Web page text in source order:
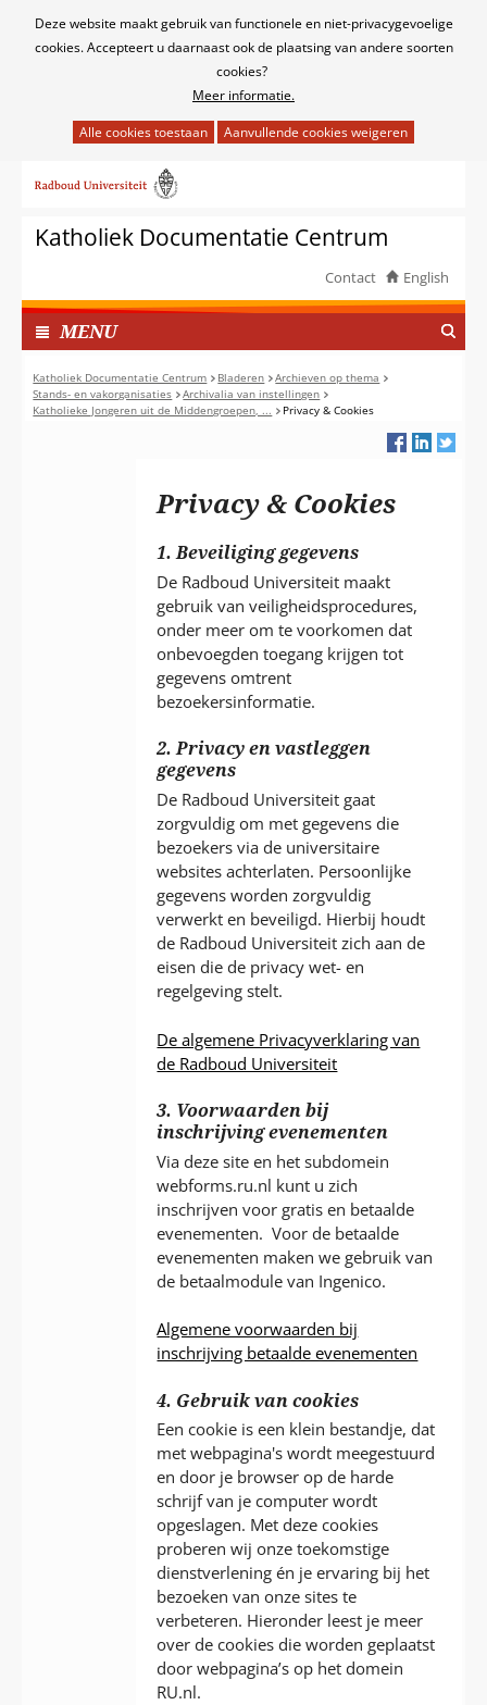
Cookies
Deze website maakt gebruik van functionele en niet-privacygevoelige
cookies. Accepteert u daarnaast ook de plaatsing van andere soorten
cookies?
Meer informatie.
het
van
cookies
deze
website
worden
toegestaan
of
geweigerd.
naar
inhoudKatholiek Documentatie Centrum
Contact English
MENUI
N
G
E
K
Katholiek Documentatie Centrum Bladeren
Archieven op thema
Stands- en vakorganisaties
Archivalia van instellingen
Katholieke Jongeren uit de Middengroepen, ...
Privacy & Cookies
Privacy & Cookies
1. Beveiliging gegevens
De Radboud Universiteit maakt
gebruik van veiligheidsprocedures,
onder meer om te voorkomen dat
onbevoegden toegang krijgen tot
gegevens omtrent
bezoekersinformatie.
2. Privacy en vastleggen
gegevens
De Radboud Universiteit gaat
zorgvuldig om met gegevens die
bezoekers via de universitaire
websites achterlaten. Persoonlijke
gegevens worden zorgvuldig
verwerkt en beveiligd. Hierbij houdt
de Radboud Universiteit zich aan de
eisen die de privacy wet- en
regelgeving stelt.
De algemene Privacyverklaring van
de Radboud Universiteit
3. Voorwaarden bij
inschrijving evenementen
Via deze site en het subdomein
webforms.ru.nl kunt u zich
inschrijven voor gratis en betaalde
evenementen. Voor de betaalde
evenementen maken we gebruik van
de betaalmodule van Ingenico.
Algemene voorwaarden bij
inschrijving betaalde evenementen
4. Gebruik van cookies
Een cookie is een klein bestandje, dat
met webpagina's wordt meegestuurd
en door je browser op de harde
schrijf van je computer wordt
opgeslagen. Met deze cookies
proberen wij onze toekomstige
dienstverlening én je ervaring bij het
bezoeken van onze sites te
verbeteren. Hieronder leest je meer
over de cookies die worden geplaatst
door webpagina’s op het domein
RU.nl.